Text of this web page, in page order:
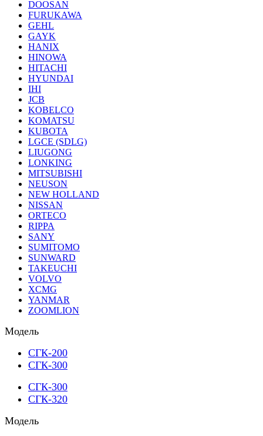
DOOSAN
FURUKAWA
GEHL
GAYK
HANIX
HINOWA
HITACHI
HYUNDAI
IHI
JCB
KOBELCO
KOMATSU
KUBOTA
LGCE (SDLG)
LIUGONG
LONKING
MITSUBISHI
NEUSON
NEW HOLLAND
NISSAN
ORTECO
RIPPA
SANY
SUMITOMO
SUNWARD
TAKEUCHI
VOLVO
XCMG
YANMAR
ZOOMLION
Модель
СГК-200
СГК-300
СГК-300
СГК-320
Модель